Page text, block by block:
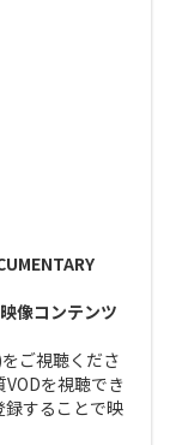
像コンテンツ
ご視聴くださ
を視聴でき
録することで映